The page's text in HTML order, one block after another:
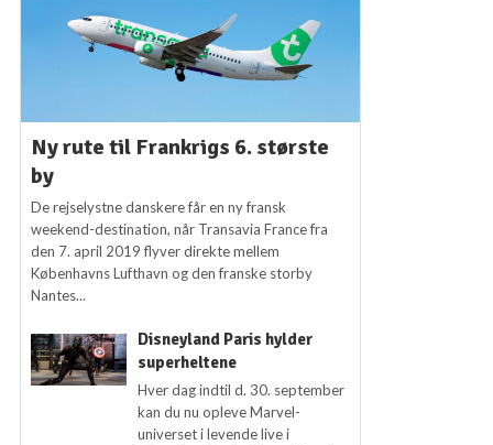
Ny rute til Frankrigs 6. største
by
De rejselystne danskere får en ny fransk
weekend-destination, når Transavia France fra
den 7. april 2019 flyver direkte mellem
Københavns Lufthavn og den franske storby
Nantes...
Disneyland Paris hylder
superheltene
Hver dag indtil d. 30. september
kan du nu opleve Marvel-
universet i levende live i